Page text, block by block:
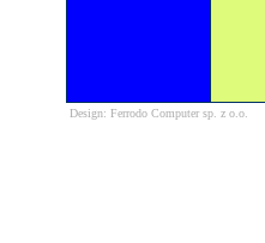
Design: Ferrodo Computer sp. z o.o.